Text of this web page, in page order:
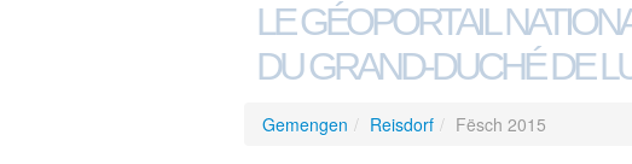
LE GÉOPORTAIL
DU GRAND-DUCHÉ DE
Gemengen / Reisdorf / Fësch 2015